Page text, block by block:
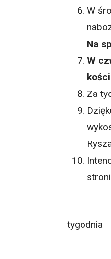
W
Na
W
Za
tygodnia